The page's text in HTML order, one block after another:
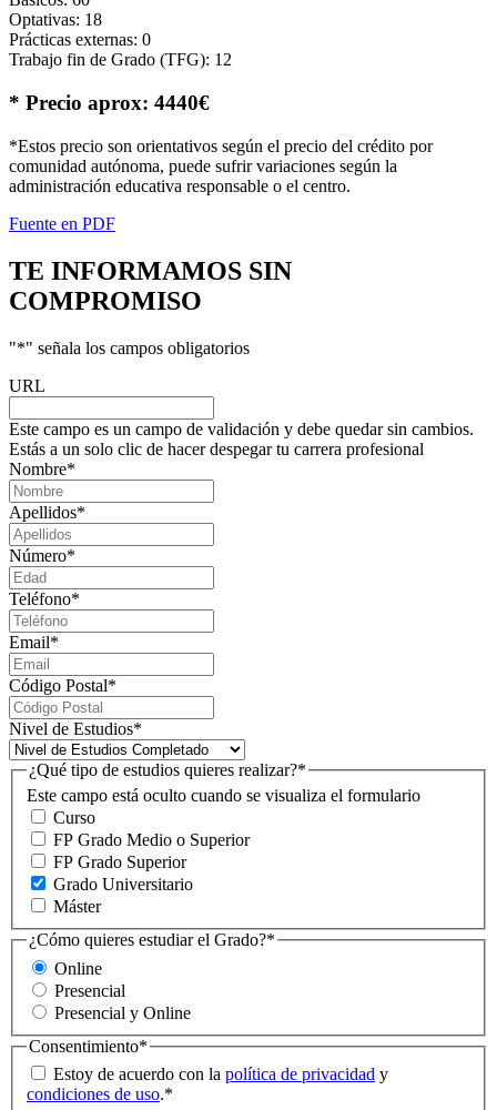
Optativas: 18
Prácticas externas: 0
Trabajo fin de Grado (TFG): 12
* Precio aprox: 4440€
*Estos precio son orientativos según el precio del crédito por
comunidad autónoma, puede sufrir variaciones según la
administración educativa responsable o el centro.
Fuente en PDF
TE INFORMAMOS SIN
COMPROMISO
"*" señala los campos obligatorios
URL
Este campo es un campo de validación y debe quedar sin cambios.
Estás a un solo clic de hacer despegar tu carrera profesional
Nombre*
Apellidos*
Número*
Teléfono*
Email*
Código Postal*
Nivel de Estudios*
Este campo está oculto cuando se visualiza el formulario
¿Qué tipo de estudios quieres realizar?*
Curso
FP Grado Medio o Superior
FP Grado Superior
Grado Universitario
Máster
¿Cómo quieres estudiar el Grado?*
Online
Presencial
Presencial y Online
Consentimiento*
Estoy de acuerdo con la política de privacidad y
condiciones de uso.*